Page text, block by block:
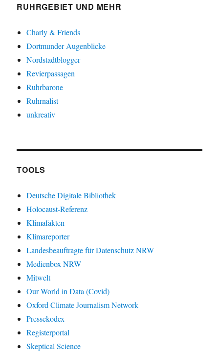
RUHRGEBIET UND MEHR
Charly & Friends
Dortmunder Augenblicke
Nordstadtblogger
Revierpassagen
Ruhrbarone
Ruhrnalist
unkreativ
TOOLS
Deutsche Digitale Bibliothek
Holocaust-Referenz
Klimafakten
Klimareporter
Landesbeauftragte für Datenschutz NRW
Medienbox NRW
Mitwelt
Our World in Data (Covid)
Oxford Climate Journalism Network
Pressekodex
Registerportal
Skeptical Science